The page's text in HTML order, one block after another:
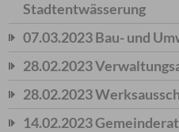
Stadtentwässerung
07.03.2023 Bau- und
28.02.2023
28.02.2023
14.02.2023 Gemeinderat